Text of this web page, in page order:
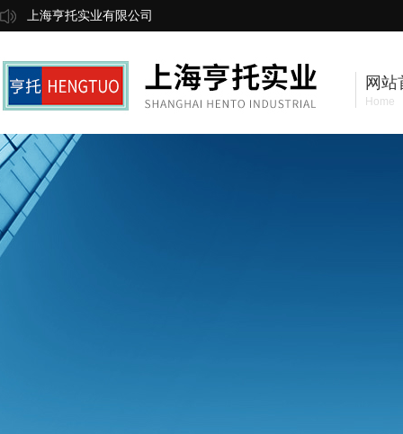
上海亨托实业有限公司
网站
Home